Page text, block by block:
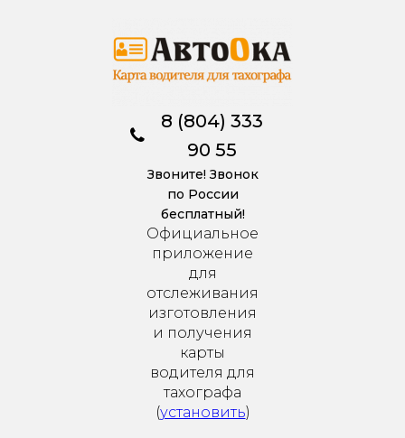
Официальное
приложение
для
отслеживания
изготовления
и получения
карты
водителя для
тахографа
(установить)
8 (804) 333
90 55
Звоните! Звонок
по России
бесплатный!